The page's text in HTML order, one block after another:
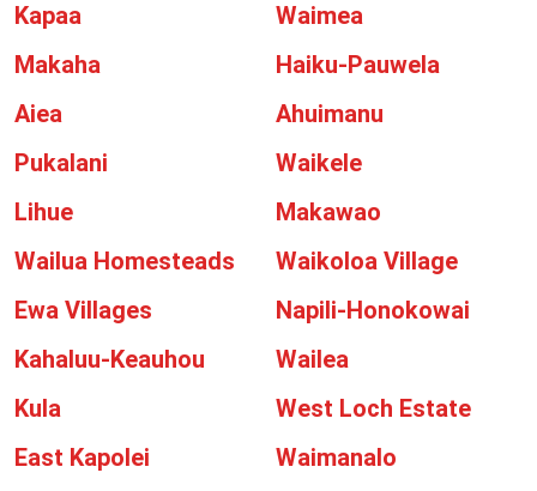
Kapaa
Waimea
Makaha
Haiku-Pauwela
Aiea
Ahuimanu
Pukalani
Waikele
Lihue
Makawao
Wailua Homesteads
Waikoloa Village
Ewa Villages
Napili-Honokowai
Kahaluu-Keauhou
Wailea
Kula
West Loch Estate
East Kapolei
Waimanalo